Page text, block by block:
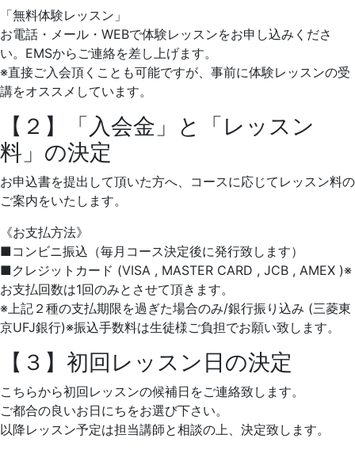
「無料体験レッスン」
お電話・メール・WEBで体験レッスンをお申し込みくださ
い。EMSからご連絡を差し上げます。
※直接ご入会頂くことも可能ですが、事前に体験レッスンの受
講をオススメしています。
【２】「入会金」と「レッスン
料」の決定
お申込書を提出して頂いた方へ、コースに応じてレッスン料の
ご案内をいたします。
《お支払方法》
■コンビニ振込（毎月コース決定後に発行致します）
■クレジットカード (VISA , MASTER CARD , JCB , AMEX )※
お支払回数は1回のみとさせて頂きます。
※上記２種の支払期限を過ぎた場合のみ/銀行振り込み (三菱東
京UFJ銀行)※振込手数料は生徒様ご負担でお願い致します。
【３】初回レッスン日の決定
こちらから初回レッスンの候補日をご連絡致します。
ご都合の良いお日にちをお選び下さい。
以降レッスン予定は担当講師と相談の上、決定致します。